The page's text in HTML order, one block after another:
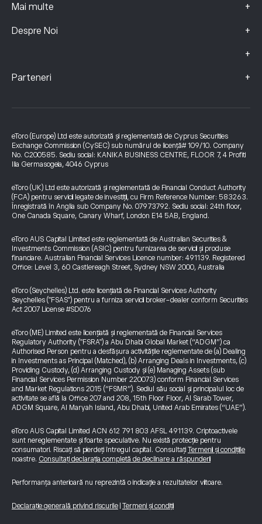
Mai multe +
Despre Noi +
+
Parteneri +
eToro (Europe) Ltd este autorizată și reglementată de Cyprus Securities
Exchange Commission (CySEC) sub numărul de licență# 109/10. Company
No. C200585. Sediu social: KANIKA BUSINESS CENTRE, FLOOR 7, 4 Profiti
Ilia Germasogeia, 4046 Cyprus
eToro (UK) Ltd este autorizată și reglementată de Financial Conduct Authority
(FCA) pentru servicii legate de investiții, cu Firm Reference Number: 583263.
Înregistrată în Anglia sub Company No. 07973792. Sediu social: 24th floor,
One Canada Square, Canary Wharf, London E14 5AB, England.
eToro AUS Capital Limited este reglementată de Australian Securities &
Investments Commission (ASIC) pentru furnizarea de servicii și produse
financiare. Australian Financial Services Licence number: 491139. Registered
Office: Level 3, 60 Castlereagh Street, Sydney NSW 2000, Australia
eToro (Seychelles) Ltd. este licențiată de Financial Services Authority
Seychelles ("FSAS") pentru a furniza servicii broker-dealer conform Securities
Act 2007 License #SD076
eToro (ME) Limited este licențiată și reglementată de Financial Services
Regulatory Authority ("FSRA") a Abu Dhabi Global Market (“ADGM”) ca
Authorised Person pentru a desfășura activitățile reglementate de (a) Dealing
in Investments as Principal (Matched), (b) Arranging Deals in Investments, (c)
Providing Custody, (d) Arranging Custody și (e) Managing Assets (sub
Financial Services Permission Number 220073) conform Financial Services
and Market Regulations 2015 (“FSMR”). Sediul său social și principalul loc de
activitate se află la Office 207 and 208, 15th Floor Floor, Al Sarab Tower,
ADGM Square, Al Maryah Island, Abu Dhabi, United Arab Emirates (“UAE”).
eToro AUS Capital Limited ACN 612 791 803 AFSL 491139. Criptoactivele
sunt nereglementate și foarte speculative. Nu există protecție pentru
consumatori. Riscați să pierdeți întregul capital. Consultați Termenii și condițiile
noastre. Consultați declarația completă de declinare a răspunderii
Performanța anterioară nu reprezintă o indicație a rezultatelor viitoare.
Declarație generală privind riscurile Termeni și condiții